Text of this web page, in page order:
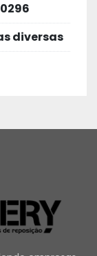
diversas